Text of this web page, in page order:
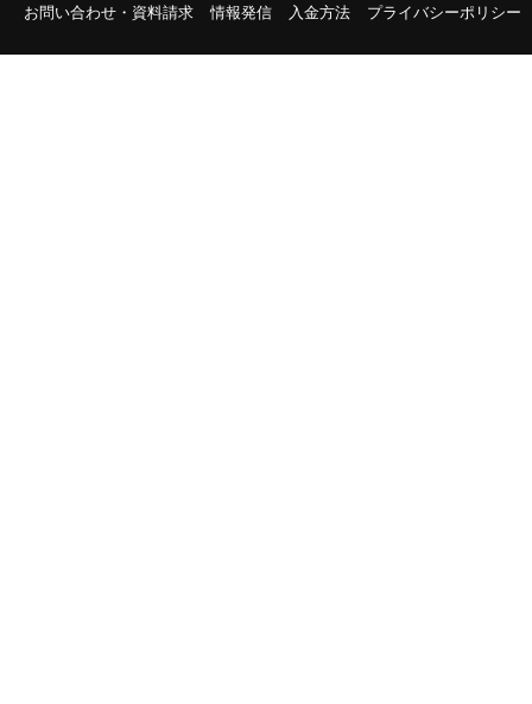
お問い合わせ・資料請求
情報発信 入金方法 プライバシーポリシー